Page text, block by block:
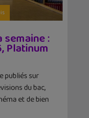
semaine :
Platinum
publiés sur
du bac,
et de bien